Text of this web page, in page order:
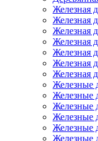
Железная
Железная
Железная
Железная
Железная
Железная
Железная
Железные
Железные
Железные
Железные
Железные
Железные